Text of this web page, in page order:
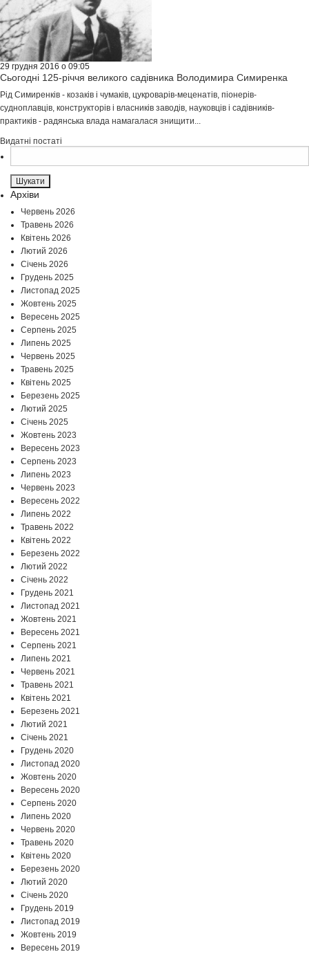
29 грудня 2016 о 09:05
Сьогодні 125-річчя великого садівника Володимира Симиренка
Рід Симиренків - козаків і чумаків, цукроварів-меценатів, піонерів-
судноплавців, конструкторів і власників заводів, науковців і садівників-
практиків - радянська влада намагалася знищити...
Видатні постаті
Архіви
Червень 2026
Травень 2026
Квітень 2026
Лютий 2026
Січень 2026
Грудень 2025
Листопад 2025
Жовтень 2025
Вересень 2025
Серпень 2025
Липень 2025
Червень 2025
Травень 2025
Квітень 2025
Березень 2025
Лютий 2025
Січень 2025
Жовтень 2023
Вересень 2023
Серпень 2023
Липень 2023
Червень 2023
Вересень 2022
Липень 2022
Травень 2022
Квітень 2022
Березень 2022
Лютий 2022
Січень 2022
Грудень 2021
Листопад 2021
Жовтень 2021
Вересень 2021
Серпень 2021
Липень 2021
Червень 2021
Травень 2021
Квітень 2021
Березень 2021
Лютий 2021
Січень 2021
Грудень 2020
Листопад 2020
Жовтень 2020
Вересень 2020
Серпень 2020
Липень 2020
Червень 2020
Травень 2020
Квітень 2020
Березень 2020
Лютий 2020
Січень 2020
Грудень 2019
Листопад 2019
Жовтень 2019
Вересень 2019